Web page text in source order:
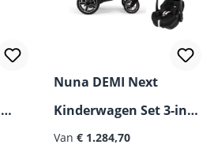
Nuna DEMI Next
Kinderwagen Set 3-in-1
incl. Maxi Cosi Pebble
Van € 1.284,70